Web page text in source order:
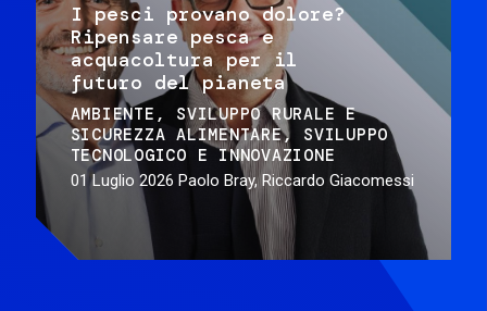
I pesci provano dolore?
Ripensare pesca e
acquacoltura per il
futuro del pianeta
AMBIENTE
SVILUPPO RURALE E
SICUREZZA ALIMENTARE
SVILUPPO
TECNOLOGICO E INNOVAZIONE
01 Luglio 2026 Paolo Bray, Riccardo Giacomessi